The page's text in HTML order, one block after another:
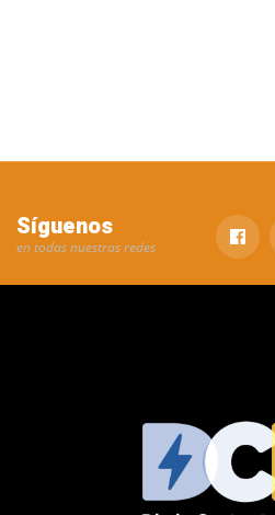
Síguenos
en todas nuestras redes